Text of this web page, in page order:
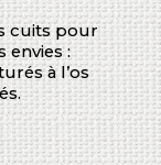
cuits pour
envies :
à l’os